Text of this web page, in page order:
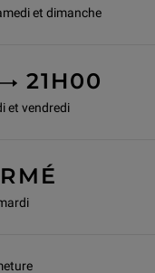
et dimanche
TO
21H00
et vendredi